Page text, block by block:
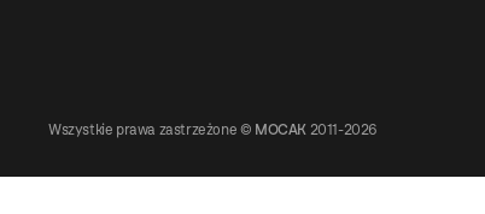
Wszystkie prawa zastrzeżone © MOCAK 2011-2026